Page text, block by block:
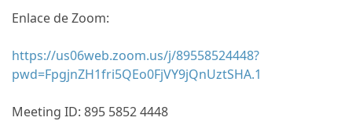
Enlace de Zoom:
https://us06web.zoom.us/j/89558524448?
pwd=FpgjnZH1fri5QEo0FjVY9jQnUztSHA.1
Meeting ID: 895 5852 4448